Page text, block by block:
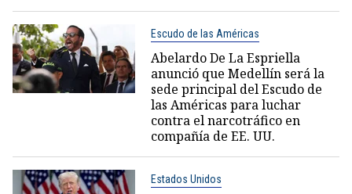
Escudo de las Américas
Abelardo De La Espriella
anunció que Medellín será la
sede principal del Escudo de
las Américas para luchar
contra el narcotráfico en
compañía de EE. UU.
Estados Unidos